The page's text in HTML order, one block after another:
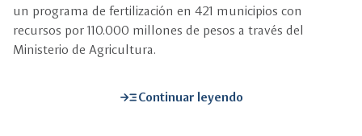
un programa de fertilización en 421 municipios con
recursos por 110.000 millones de pesos a través del
Ministerio de Agricultura.
read_moreContinuar leyendo